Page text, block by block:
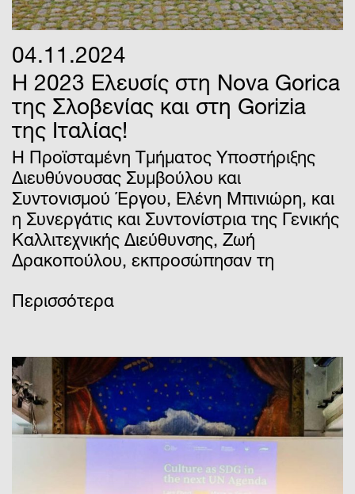
04.11.2024
H 2023 Ελευσίς στη Nova Gorica
της Σλοβενίας και στη Gorizia
της Ιταλίας!
Η Προϊσταμένη Τμήματος Υποστήριξης
Διευθύνουσας Συμβούλου και
Συντονισμού Έργου, Ελένη Μπινιώρη, και
η Συνεργάτις και Συντονίστρια της Γενικής
Καλλιτεχνικής Διεύθυνσης, Ζωή
Δρακοπούλου, εκπροσώπησαν τη
Περισσότερα